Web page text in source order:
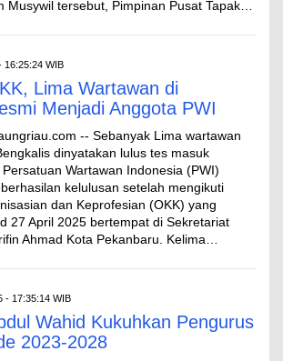
Musywil tersebut, Pimpinan Pusat Tapak…
16:25:24 WIB
Lima Wartawan di
Menjadi Anggota PWI
-- Sebanyak Lima wartawan
dinyatakan lulus tes masuk
Wartawan Indonesia (PWI)
kelulusan setelah mengikuti
dan Keprofesian (OKK) yang
27 April 2025 bertempat di Sekretariat
Ahmad Kota Pekanbaru. Kelima…
- 17:35:14 WIB
Wahid Kukuhkan Pengurus
2023-2028